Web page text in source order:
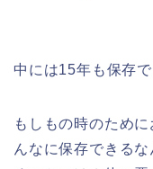
中には15年も保存
もしもの時のため
んなに保存できる